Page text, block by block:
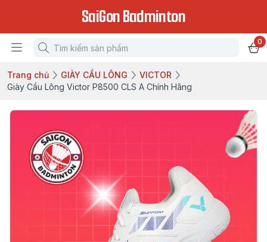
SaiGon Badminton
0
Trang chủ GIÀY CẦU LÔNG
VICTOR
Giày Cầu Lông Victor P8500 CLS A Chính Hãng